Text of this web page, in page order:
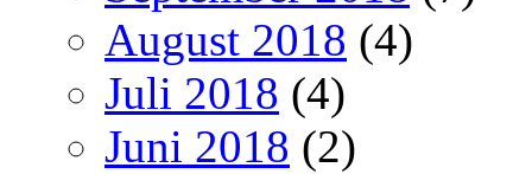
August 2018 (4)
Juli 2018 (4)
Juni 2018 (2)